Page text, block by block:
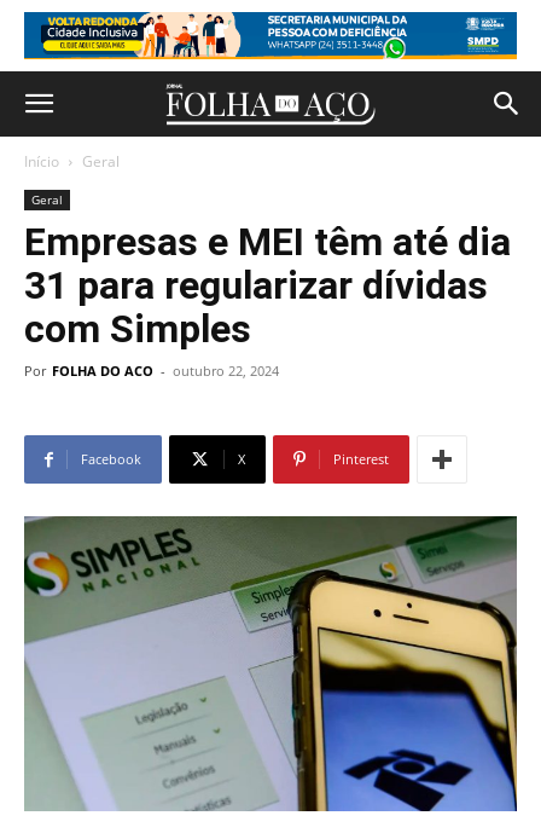
Início Geral
Geral
Empresas e MEI têm até dia
31 para regularizar dívidas
com Simples
Por FOLHA DO ACO - outubro 22, 2024
Facebook X Pinterest